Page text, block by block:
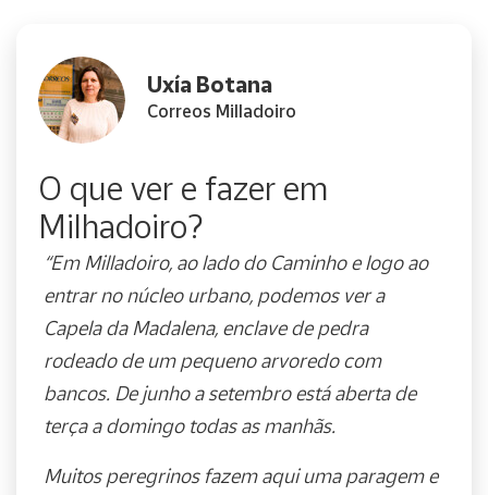
O que ver e fazer em
Milhadoiro?
Uxía Botana
Correos Milladoiro
“Em Milladoiro, ao lado do Caminho e logo ao
entrar no núcleo urbano, podemos ver a
Capela da Madalena, enclave de pedra
rodeado de um pequeno arvoredo com
bancos. De junho a setembro está aberta de
terça a domingo todas as manhãs.
Muitos peregrinos fazem aqui uma paragem e